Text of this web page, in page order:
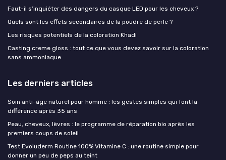
Faut-il s’inquiéter des dangers du casque LED pour les cheveux ?
Quels sont les effets secondaires de la poudre de perle ?
Les risques potentiels de la coloration Khadi
Casting creme gloss : tout ce que vous devez savoir sur la coloration
sans ammoniaque
Les derniers articles
Soin anti-âge naturel pour homme : les gestes simples qui font la
différence après 35 ans
Peau, cheveux, lèvres : le programme de réparation bio après les
premiers coups de soleil
Test Evoluderm Routine 100% Vitamine C : une routine simple pour
donner un peu de peps au teint